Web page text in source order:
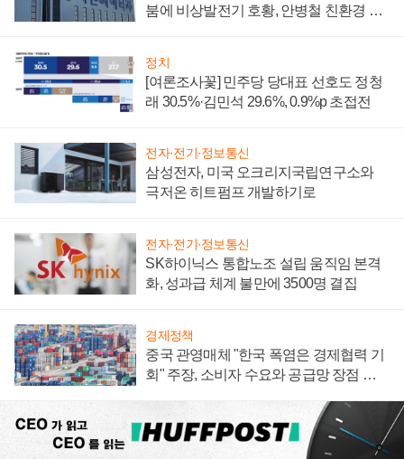
붐에 비상발전기 호황, 안병철 친환경 에
정치
[여론조사꽃] 민주당 당대표 선호도 정청
래 30.5%·김민석 29.6%, 0.9%p 초접전
전자·전기·정보통신
삼성전자, 미국 오크리지국립연구소와
극저온 히트펌프 개발하기로
전자·전기·정보통신
SK하이닉스 통합노조 설립 움직임 본격
화, 성과급 체계 불만에 3500명 결집
경제정책
중국 관영매체 "한국 폭염은 경제협력 기
회" 주장, 소비자 수요와 공급망 장점 강